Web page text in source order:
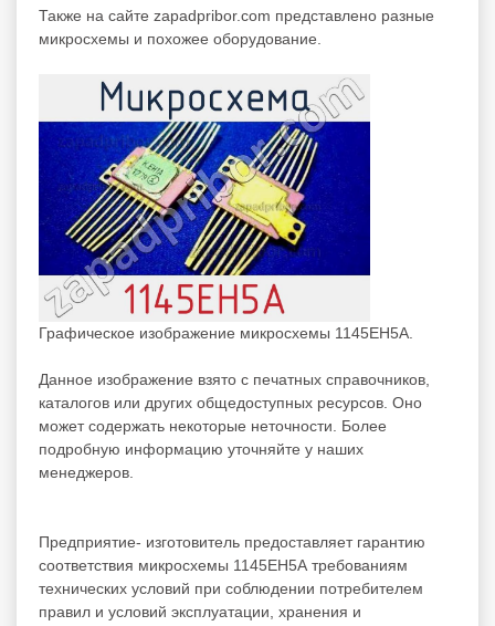
Также на сайте zapadpribor.com представлено разные
микросхемы и похожее оборудование.
Графическое изображение микросхемы 1145ЕН5А.
Данное изображение взято с печатных справочников,
каталогов или других общедоступных ресурсов. Оно
может содержать некоторые неточности. Более
подробную информацию уточняйте у наших
менеджеров.
Предприятие- изготовитель предоставляет гарантию
соответствия микросхемы 1145ЕН5А требованиям
технических условий при соблюдении потребителем
правил и условий эксплуатации, хранения и